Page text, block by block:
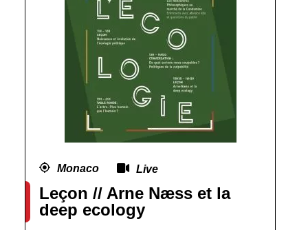
Monaco Live
Leçon // Arne Næss et la
deep ecology